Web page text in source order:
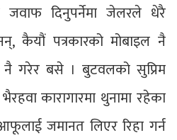
दिनुपर्नेमा जेलरले धेरै
कैयौं पत्रकारको मोबाइल नै
गरेर बसे । बुटवलको सुप्रिम
कारागारमा थुनामा रहेका
जमानत लिएर रिहा गर्न